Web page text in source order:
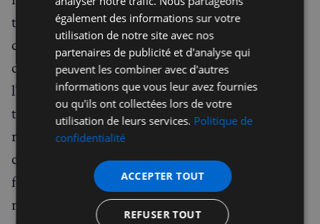
travailliste contre les conservateurs. Un peu
comme s’ils s’étaient concentrés sur la
cérémonie de mariage plutôt que sur
l’engagement matrimonial lui même à long
terme ! Dans tous les référendums, c’est
rarement la question posée qui est mise en
cause. Ainsi, à l’époque de Maastricht, les
fermiers français organisaient de bruyantes
manifestations sans rapports réels avec les
également des informations sur votre
utilisation de notre site avec nos
partenaires de publicité et d'analyse qui
peuvent les combiner avec d'autres
informations que vous leur avez fournies
ou qu'ils ont collectées lors de votre
utilisation de leurs services. Politique de
confidentialité
ACCEPTER TOUT
REFUSER TOUT